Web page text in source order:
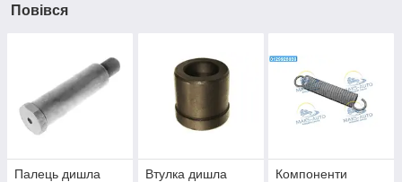
Повівся
Палець дишла Втулка дишла
Компоненти